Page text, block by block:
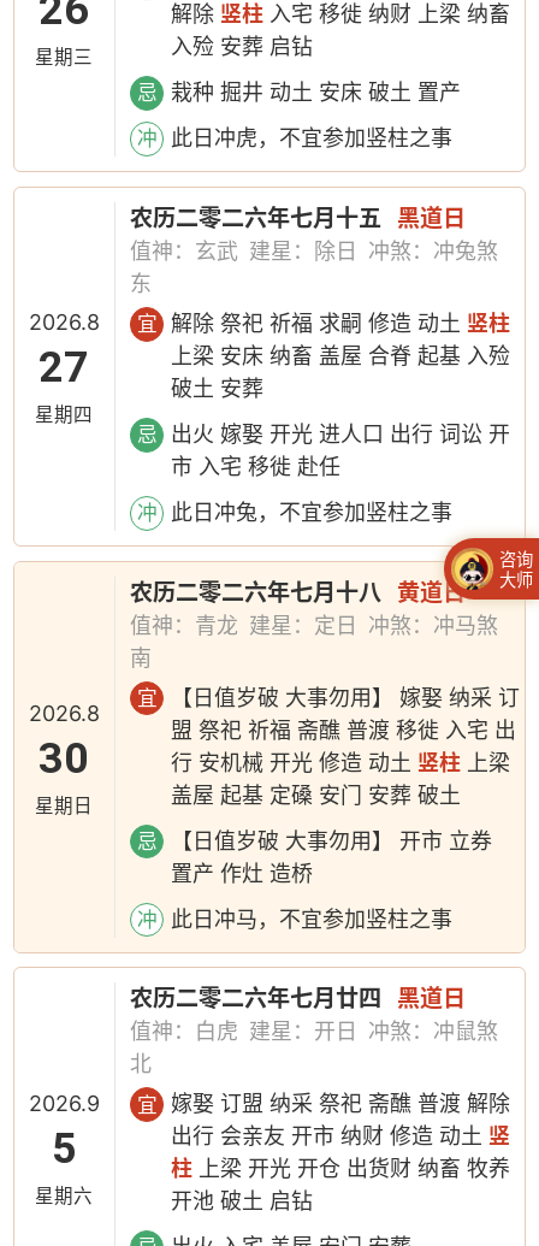
星期三
解除 竖柱 入宅 移徙 纳财 上梁 纳畜
入殓 安葬 启钻
忌 栽种 掘井 动土 安床 破土 置产
冲 此日冲虎，不宜参加竖柱之事
2026.8
27
星期四
农历二零二六年七月十五 黑道日
值神：玄武 建星：除日
冲煞：冲兔煞
东
宜 解除 祭祀 祈福 求嗣 修造 动土 竖柱
上梁 安床 纳畜 盖屋 合脊 起基 入殓
破土 安葬
忌
出火 嫁娶 开光 进人口 出行 词讼 开
市 入宅 移徙 赴任
冲 此日冲兔，不宜参加竖柱之事
2026.8
30
星期日
农历二零二六年七月十八 黄道日
值神：青龙 建星：定日
冲煞：冲马煞
南
宜
【日值岁破 大事勿用】 嫁娶 纳采 订
盟 祭祀 祈福 斋醮 普渡 移徙 入宅 出
行 安机械 开光 修造 动土 竖柱 上梁
盖屋 起基 定磉 安门 安葬 破土
忌
【日值岁破 大事勿用】 开市 立券
置产 作灶 造桥
冲 此日冲马，不宜参加竖柱之事
2026.9
5
星期六
农历二零二六年七月廿四 黑道日
值神：白虎 建星：开日
冲煞：冲鼠煞
北
宜
嫁娶 订盟 纳采 祭祀 斋醮 普渡 解除
出行 会亲友 开市 纳财 修造 动土 竖
柱 上梁 开光 开仓 出货财 纳畜 牧养
开池 破土 启钻
咨询
大师